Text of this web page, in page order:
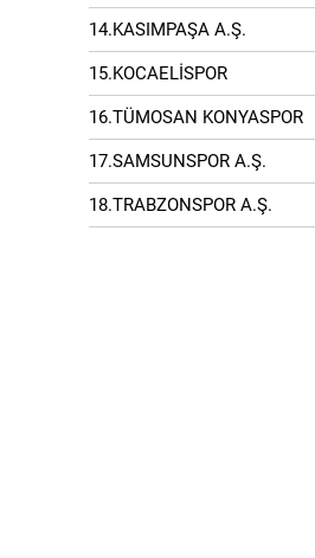
14.KASIMPAŞA A.Ş.
15.KOCAELİSPOR
16.TÜMOSAN KONYASPOR
17.SAMSUNSPOR A.Ş.
18.TRABZONSPOR A.Ş.